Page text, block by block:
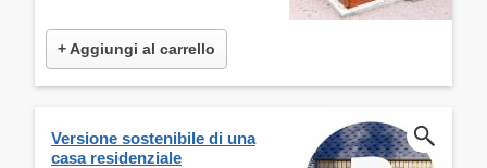
+ Aggiungi al carrello
Versione sostenibile di una
casa residenziale